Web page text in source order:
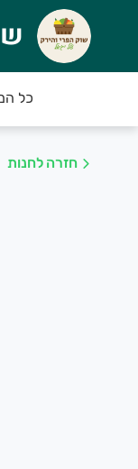
שוק הפרי
רק אצלנו תמצאו
סחורה טרייה
משלוח מהיר עד
כל
חזרה לחנות